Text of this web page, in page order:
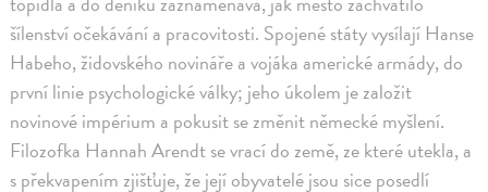
šílenství očekávání a pracovitosti. Spojené státy vysílají Hanse
Habeho, židovského novináře a vojáka americké armády, do
první linie psychologické války; jeho úkolem je založit
novinové impérium a pokusit se změnit německé myšlení.
Filozofka Hannah Arendt se vrací do země, ze které utekla, a
s překvapením zjišťuje, že její obyvatelé jsou sice posedlí